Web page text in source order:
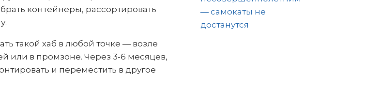
контейнеры, рассортировать
такой хаб в любой точке — возле
или в промзоне. Через 3-6 месяцев,
и переместить в другое
— самокаты не
достанутся